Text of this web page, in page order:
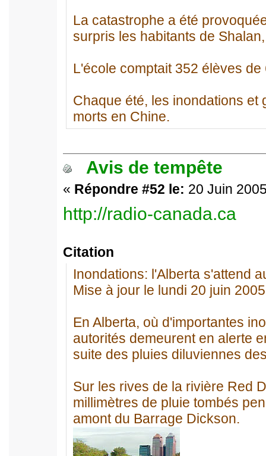
La catastrophe a été
surpris les habitants de
L'école comptait 352 élèves
Chaque été, les inondations et
morts en Chine.
Avis de tempête
« Répondre #52 le: 20 Juin
http://radio-canada.ca
Citation
Inondations: l'Alberta s'attend
Mise à jour le lundi 20 juin
En Alberta, où d'importantes
autorités demeurent en alerte
suite des pluies diluviennes
Sur les rives de la rivière Red
millimètres de pluie tombés
amont du Barrage Dickson.